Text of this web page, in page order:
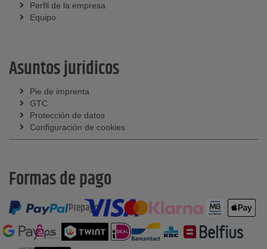
Perfil de la empresa
Equipo
Asuntos jurídicos
Pie de imprenta
GTC
Protección de datos
Configuración de cookies
Formas de pago
Prepago